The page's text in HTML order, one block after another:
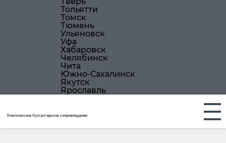
Тольятти
Томск
Тюмень
Ульяновск
Уфа
Хабаровск
Челябинск
Чита
Южно-Сахалинск
Якутск
Ярославль
Комплексное бухгалтерское сопровождение